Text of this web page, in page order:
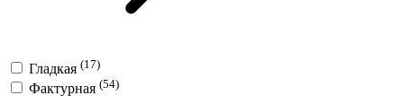
Гладкая (17)
Фактурная (54)